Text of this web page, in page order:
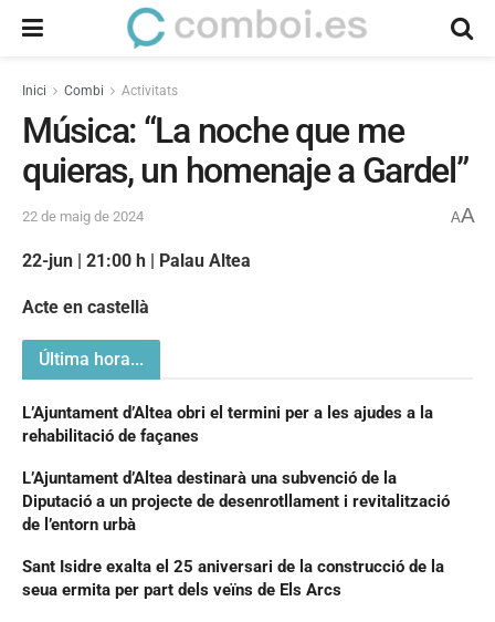
Inici Combi Activitats
Música: “La noche que me
quieras, un homenaje a Gardel”
22 de maig de 2024 AA
22-jun | 21:00 h | Palau Altea
Acte en castellà
Última hora...
L’Ajuntament d’Altea obri el termini per a les ajudes a la
rehabilitació de façanes
L’Ajuntament d’Altea destinarà una subvenció de la
Diputació a un projecte de desenrotllament i revitalització
de l’entorn urbà
Sant Isidre exalta el 25 aniversari de la construcció de la
seua ermita per part dels veïns de Els Arcs